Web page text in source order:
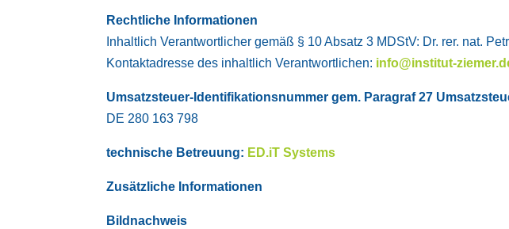
Rechtliche Informationen
Inhaltlich Verantwortlicher gemäß § 10 Absatz 3 MDStV: Dr. rer. nat.
Kontaktadresse des inhaltlich Verantwortlichen: info@institut-
Umsatzsteuer-Identifikationsnummer gem. Paragraf 27
DE 280 163 798
technische Betreuung: ED.iT Systems
Zusätzliche Informationen
Bildnachweis